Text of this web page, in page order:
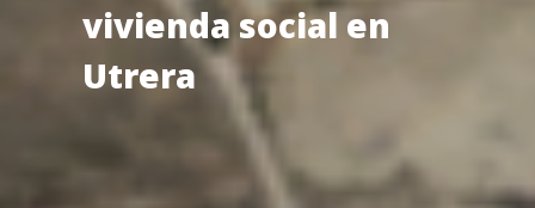
vivienda social en
Utrera